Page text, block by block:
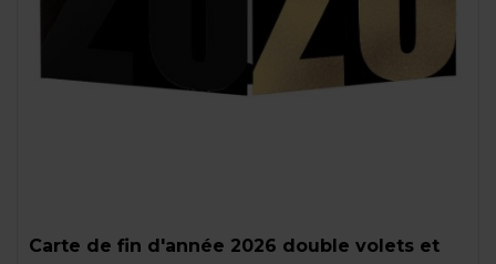
Carte de fin d'année 2026 double volets et